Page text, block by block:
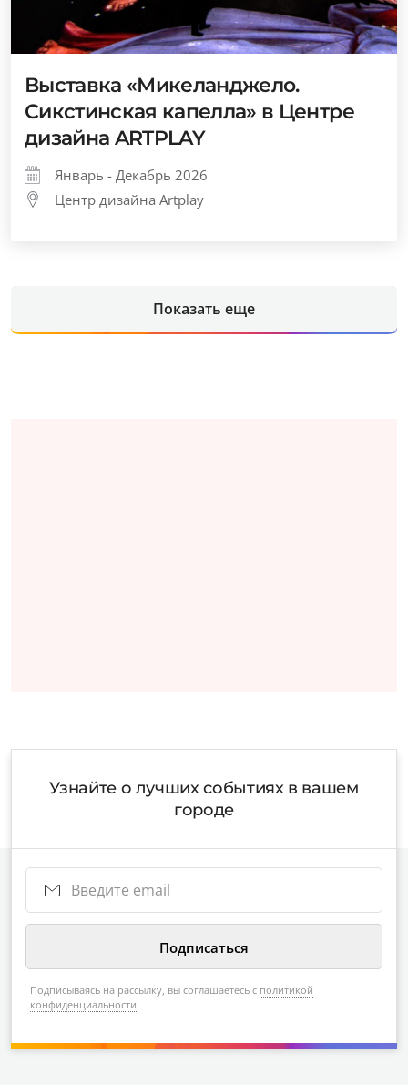
Выставка «Микеланджело.
Сикстинская капелла» в Центре
дизайна ARTPLAY
Январь - Декабрь 2026
Центр дизайна Artplay
Показать еще
Узнайте о лучших событиях в вашем
городе
Подписываясь на рассылку, вы соглашаетесь с политикой
конфиденциальности